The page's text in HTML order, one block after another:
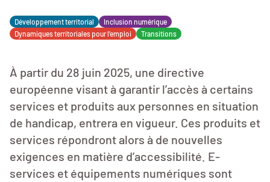
Développement territorial
Inclusion numérique
Dynamiques territoriales pour l’emploi
Transitions
À partir du 28 juin 2025, une directive
européenne visant à garantir l’accès à certains
services et produits aux personnes en situation
de handicap, entrera en vigueur. Ces produits et
services répondront alors à de nouvelles
exigences en matière d’accessibilité. E-
services et équipements numériques sont